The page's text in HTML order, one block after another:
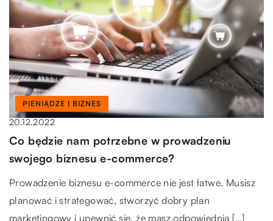
PIENIĄDZE I BIZNES
20.12.2022
Co będzie nam potrzebne w prowadzeniu
swojego biznesu e-commerce?
Prowadzenie biznesu e-commerce nie jest łatwe. Musisz
planować i strategować, stworzyć dobry plan
marketingowy i upewnić się, że masz odpowiednią […]